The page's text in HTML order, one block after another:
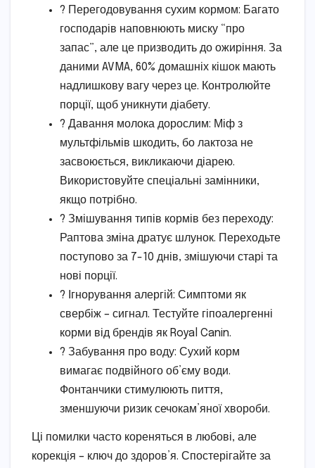
? Перегодовування сухим кормом: Багато
господарів наповнюють миску “про
запас”, але це призводить до ожиріння. За
даними AVMA, 60% домашніх кішок мають
надлишкову вагу через це. Контролюйте
порції, щоб уникнути діабету.
? Давання молока дорослим: Міф з
мультфільмів шкодить, бо лактоза не
засвоюється, викликаючи діарею.
Використовуйте спеціальні замінники,
якщо потрібно.
? Змішування типів кормів без переходу:
Раптова зміна дратує шлунок. Переходьте
поступово за 7-10 днів, змішуючи старі та
нові порції.
? Ігнорування алергій: Симптоми як
свербіж – сигнал. Тестуйте гіпоалергенні
корми від брендів як Royal Canin.
? Забування про воду: Сухий корм
вимагає подвійного об’єму води.
Фонтанчики стимулюють пиття,
зменшуючи ризик сечокам’яної хвороби.
Ці помилки часто кореняться в любові, але
корекція – ключ до здоров’я. Спостерігайте за